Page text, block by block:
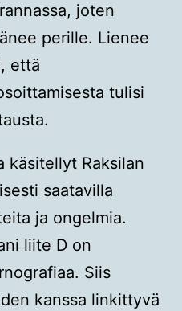
joten
perille. Lienee
että
tulisi
käsitellyt Raksilan
saatavilla
ja ongelmia.
liite D on
Siis
kanssa linkittyvä